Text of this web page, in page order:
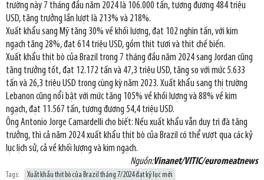
trường này 7 tháng đầu năm 2024 là 106.000 tấn, tương đương 484 triệu
USD, tăng trưởng lần lượt là 213% và 218%.
Xuất khẩu sang Mỹ tăng 30% về khối lượng, đạt 102 nghìn tấn, với kim
ngạch tăng 28%, đạt 614 triệu USD, gồm thịt tươi và thịt chế biến.
Xuất khẩu thịt bò của Brazil trong 7 tháng đầu năm 2024 sang Jordan cũng
tăng trưởng tốt, đạt 12.172 tấn và 47,3 triệu USD, tăng so với mức 5.633
tấn và 26,3 triệu USD trong cùng kỳ năm 2023. Xuất khẩu sang thị trường
Lebanon cũng nổi bật với mức tăng 105% về khối lượng và 88% về kim
ngạch, đạt 11.567 tấn, tương đương 54,4 triệu USD.
Ông Antonio Jorge Camardelli cho biết: Nếu xuất khẩu vẫn duy trì đà tăng
trưởng, thì cả năm 2024 xuất khẩu thịt bò của Brazil có thể vượt qua các kỷ
lục lịch sử, cả về khối lượng và kim ngạch.
Nguồn:Vinanet/VITIC/euromeatnews
Tags: Xuất khẩu thịt bò của Brazil tháng 7/2024 đạt kỷ lục mới